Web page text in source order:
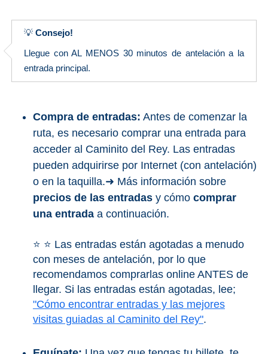
💡 Consejo!
Llegue con AL MENOS 30 minutos de antelación a la
entrada principal.
Compra de entradas: Antes de comenzar la
ruta, es necesario comprar una entrada para
acceder al Caminito del Rey. Las entradas
pueden adquirirse por Internet (con antelación)
o en la taquilla.➜ Más información sobre
precios de las entradasy cómo comprar
una entradaa continuación.
⭐ ⭐ Las entradas están agotadas a menudo
con meses de antelación, por lo que
recomendamos comprarlas online ANTES de
llegar. Si las entradas están agotadas, lee;
"Cómo encontrar entradas y las mejores
visitas guiadas al Caminito del Rey".